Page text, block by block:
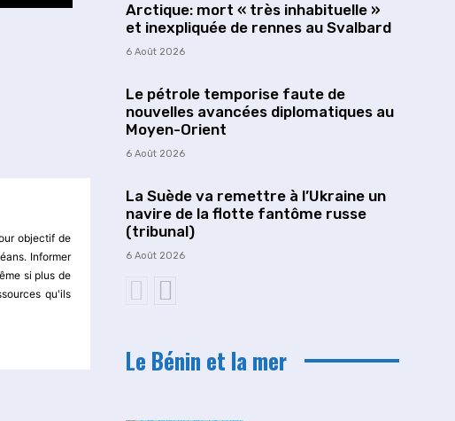
objectif de
Informer
si plus de
qu'ils
Arctique: mort « très inhabituelle »
et inexpliquée de rennes au Svalbard
6 Août 2026
Le pétrole temporise faute de
nouvelles avancées diplomatiques au
Moyen-Orient
6 Août 2026
La Suède va remettre à l’Ukraine un
navire de la flotte fantôme russe
(tribunal)
6 Août 2026
Le Bénin et la mer